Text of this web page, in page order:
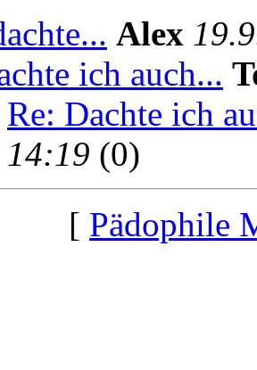
Alex
ich auch...
Re: Dachte ich
14:19 (0)
[ Pädophile